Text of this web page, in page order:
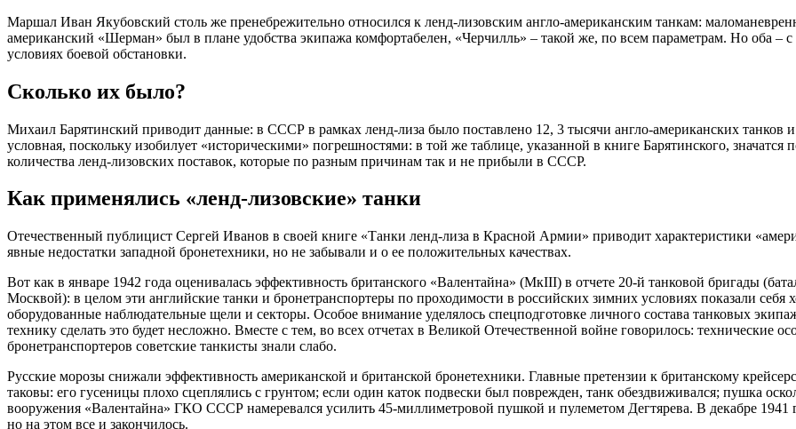
Маршал Иван Якубовский столь же пренебрежительно относился к ленд-лизовским англо-американским танкам:
американский «Шерман» был в плане удобства экипажа комфортабелен, «Черчилль» – такой же, по всем параметрам. Но оба –
условиях боевой обстановки.
Сколько их было?
Михаил Барятинский приводит данные: в СССР в рамках ленд-лиза было поставлено 12, 3 тысячи англо-американских танков
условная, поскольку изобилует «историческими» погрешностями: в той же таблице, указанной в книге Барятинского,
количества ленд-лизовских поставок, которые по разным причинам так и не прибыли в СССР.
Как применялись «ленд-лизовские» танки
Отечественный публицист Сергей Иванов в своей книге «Танки ленд-лиза в Красной Армии» приводит характеристики
явные недостатки западной бронетехники, но не забывали и о ее положительных качествах.
Вот как в январе 1942 года оценивалась эффективность британского «Валентайна» (МкIII) в отчете 20-й танковой бригады
Москвой): в целом эти английские танки и бронетранспортеры по проходимости в российских зимних условиях показали
оборудованные наблюдательные щели и секторы. Особое внимание уделялось спецподготовке личного состава танковых
технику сделать это будет несложно. Вместе с тем, во всех отчетах в Великой Отечественной войне говорилось: технические
бронетранспортеров советские танкисты знали слабо.
Русские морозы снижали эффективность американской и британской бронетехники. Главные претензии к британскому
таковы: его гусеницы плохо сцеплялись с грунтом; если один каток подвески был поврежден, танк обездвиживался; пушка
вооружения «Валентайна» ГКО СССР намеревался усилить 45-миллиметровой пушкой и пулеметом Дегтярева. В декабре
но на этом все и закончилось.